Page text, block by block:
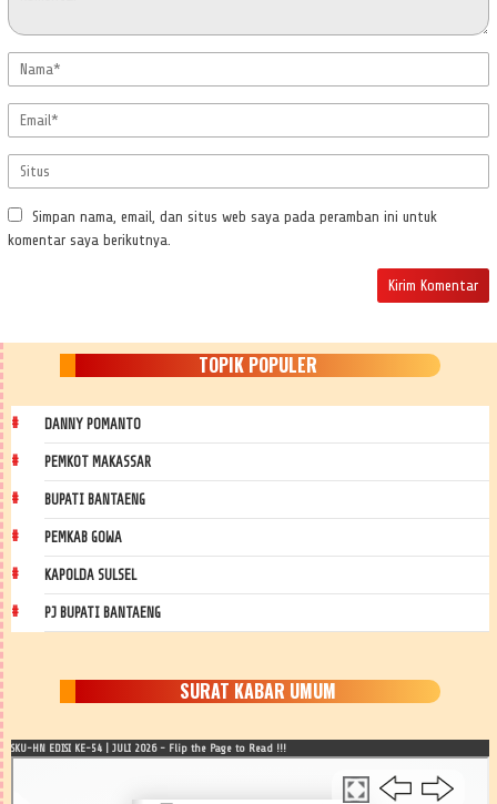
Simpan nama, email, dan situs web saya pada peramban ini untuk
komentar saya berikutnya.
TOPIK POPULER
DANNY POMANTO
PEMKOT MAKASSAR
BUPATI BANTAENG
PEMKAB GOWA
KAPOLDA SULSEL
PJ BUPATI BANTAENG
SURAT KABAR UMUM
SKU-HN EDISI KE-54 | JULI 2026 - Flip the Page to Read !!!